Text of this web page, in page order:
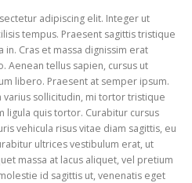
adipiscing elit. Integer ut
tempus. Praesent sagittis tristique
Cras et massa dignissim erat
Aenean tellus sapien, cursus ut
libero. Praesent at semper ipsum.
sollicitudin, mi tortor tristique
ligula quis tortor. Curabitur cursus
vehicula risus vitae diam sagittis, eu
ultrices vestibulum erat, ut
massa at lacus aliquet, vel pretium
id sagittis ut, venenatis eget